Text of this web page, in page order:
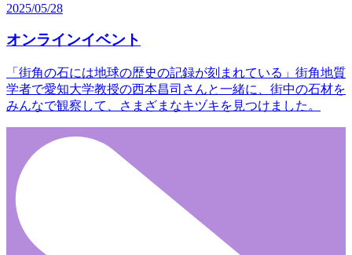
2025/05/28
オンラインイベント
「街角の石には地球の歴史の記録が刻まれている」街角地質
学者で愛知大学教授の西本昌司さんと一緒に、街中の石材を
みんなで観察して、さまざまなキヅキを見つけました。